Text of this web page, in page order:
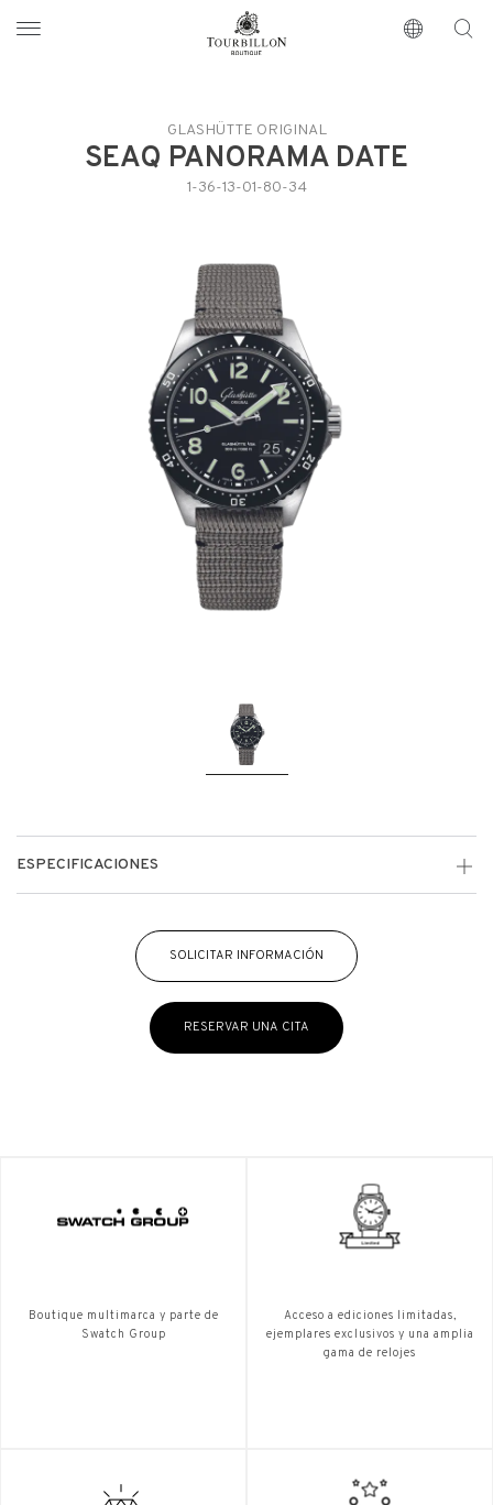
https://www.tourbillon.com/index.php/es
GLASHÜTTE ORIGINAL
SEAQ PANORAMA DATE
1-36-13-01-80-34
ESPECIFICACIONES
SOLICITAR INFORMACIÓN
RESERVAR UNA CITA
Boutique multimarca y parte de
Swatch Group
Acceso a ediciones limitadas,
ejemplares exclusivos y una amplia
gama de relojes